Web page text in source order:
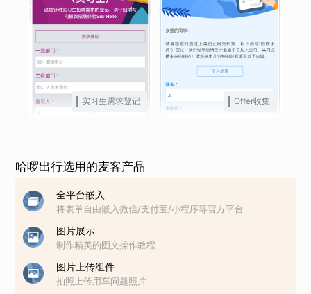
实习生需求登记 Offer收集
哈啰出行选用的麦客产品
全平台嵌入
将表单自由嵌入微信/支付宝/小程序等官方平台
图片展示
制作精美的图文操作教程
图片上传组件
拍照上传用车问题照片